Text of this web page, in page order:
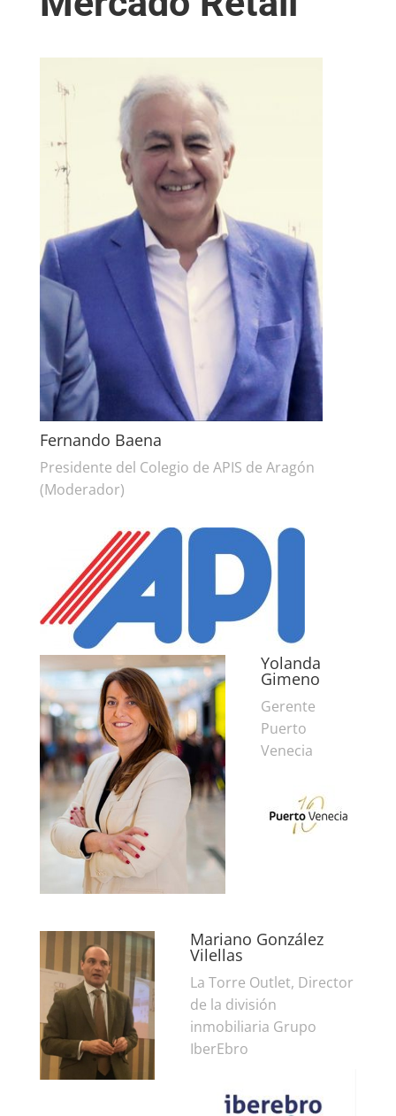
Yolanda
Gimeno
Gerente
Puerto
Venecia
Mariano González
Vilellas
La Torre Outlet, Director
de la división
inmobiliaria Grupo
IberEbro
Fernando Baena
Presidente del Colegio de APIS de Aragón
(Moderador)